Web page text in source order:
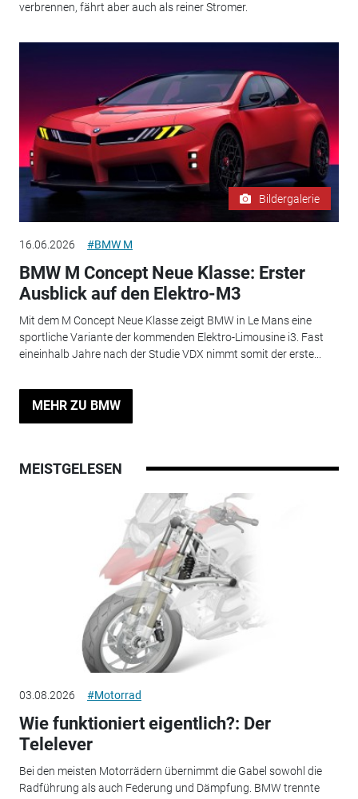
verbrennen, fährt aber auch als reiner Stromer.
Bildergalerie
16.06.2026 #BMW M
BMW M Concept Neue Klasse: Erster
Ausblick auf den Elektro-M3
Mit dem M Concept Neue Klasse zeigt BMW in Le Mans eine
sportliche Variante der kommenden Elektro-Limousine i3. Fast
eineinhalb Jahre nach der Studie VDX nimmt somit der erste...
MEHR ZU BMW
MEISTGELESEN
03.08.2026 #Motorrad
Wie funktioniert eigentlich?: Der
Telelever
Bei den meisten Motorrädern übernimmt die Gabel sowohl die
Radführung als auch Federung und Dämpfung. BMW trennte